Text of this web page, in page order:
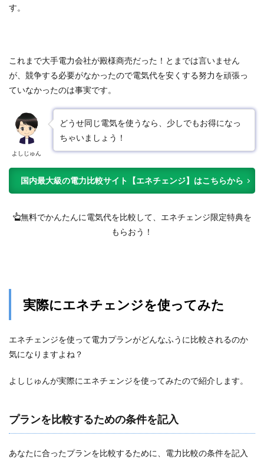
す。
これまで大手電力会社が殿様商売だった！とまでは言いません
が、競争する必要がなかったので電気代を安くする努力を頑張っ
ていなかったのは事実です。
よしじゅん
どうせ同じ電気を使うなら、少しでもお得になっ
ちゃいましょう！
国内最大級の電力比較サイト【エネチェンジ】はこちらから
無料でかんたんに電気代を比較して、エネチェンジ限定特典を
もらおう！
実際にエネチェンジを使ってみた
エネチェンジを使って電力プランがどんなふうに比較されるのか
気になりますよね？
よしじゅんが実際にエネチェンジを使ってみたので紹介します。
プランを比較するための条件を記入
あなたに合ったプランを比較するために、電力比較の条件を記入